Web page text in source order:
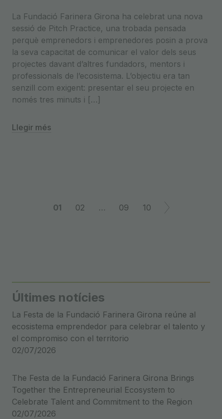
La Fundació Farinera Girona ha celebrat una nova
sessió de Pitch Practice, una trobada pensada
perquè emprenedors i emprenedores posin a prova
la seva capacitat de comunicar el valor dels seus
projectes davant d’altres fundadors, mentors i
professionals de l’ecosistema. L’objectiu era tan
senzill com exigent: presentar el seu projecte en
només tres minuts i […]
Llegir més
Navegació
01 02 … 09 10
Últimes notícies
La Festa de la Fundació Farinera Girona reúne al
ecosistema emprendedor para celebrar el talento y
el compromiso con el territorio
02/07/2026
The Festa de la Fundació Farinera Girona Brings
Together the Entrepreneurial Ecosystem to
Celebrate Talent and Commitment to the Region
02/07/2026